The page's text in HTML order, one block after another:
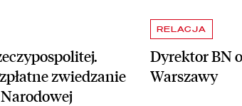
zwiedzanie
RELACJA
Dyrektor BN
Warszawy